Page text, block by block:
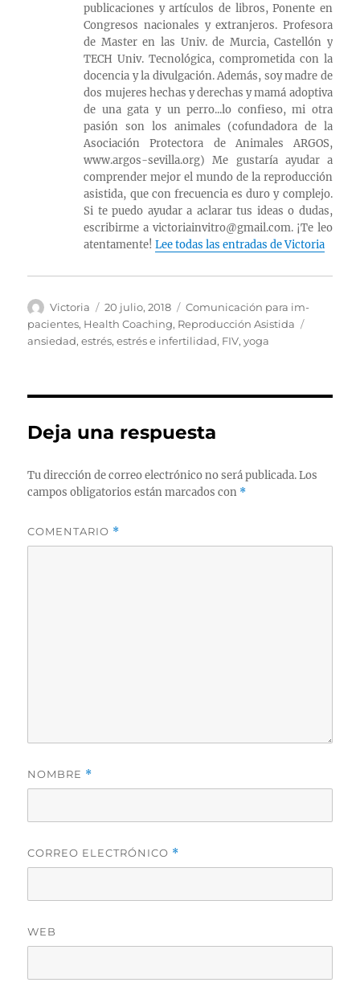
publicaciones y artículos de libros, Ponente en
Congresos nacionales y extranjeros. Profesora
de Master en las Univ. de Murcia, Castellón y
TECH Univ. Tecnológica, comprometida con la
docencia y la divulgación. Además, soy madre de
dos mujeres hechas y derechas y mamá adoptiva
de una gata y un perro...lo confieso, mi otra
pasión son los animales (cofundadora de la
Asociación Protectora de Animales ARGOS,
www.argos-sevilla.org) Me gustaría ayudar a
comprender mejor el mundo de la reproducción
asistida, que con frecuencia es duro y complejo.
Si te puedo ayudar a aclarar tus ideas o dudas,
escribirme a victoriainvitro@gmail.com. ¡Te leo
atentamente!Lee todas las entradas de Victoria
Autor
Victoria
Publicado
el
20 julio, 2018 Categorías
Comunicación para im-
pacientes, Health Coaching, Reproducción Asistida
ansiedad,estrés,estrés e infertilidad, FIV,yoga
Deja una respuesta
Tu dirección de correo electrónico no será publicada. Los
campos obligatorios están marcados con *
COMENTARIO *
NOMBRE *
CORREO ELECTRÓNICO *
WEB